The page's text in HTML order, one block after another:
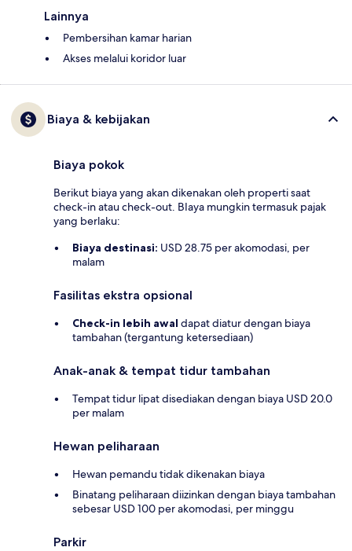
Lainnya
Pembersihan kamar harian
Akses melalui koridor luar
Biaya & kebijakan
Biaya pokok
Berikut biaya yang akan dikenakan oleh properti saat
check-in atau check-out. BIaya mungkin termasuk pajak
yang berlaku:
Biaya destinasi: USD 28.75 per akomodasi, per
malam
Fasilitas ekstra opsional
Check-in lebih awal dapat diatur dengan biaya
tambahan (tergantung ketersediaan)
Anak-anak & tempat tidur tambahan
Tempat tidur lipat disediakan dengan biaya USD 20.0
per malam
Hewan peliharaan
Hewan pemandu tidak dikenakan biaya
Binatang peliharaan diizinkan dengan biaya tambahan
sebesar USD 100 per akomodasi, per minggu
Parkir